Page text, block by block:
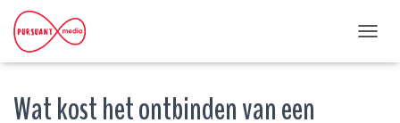
O
Wat kost het ontbinden van een